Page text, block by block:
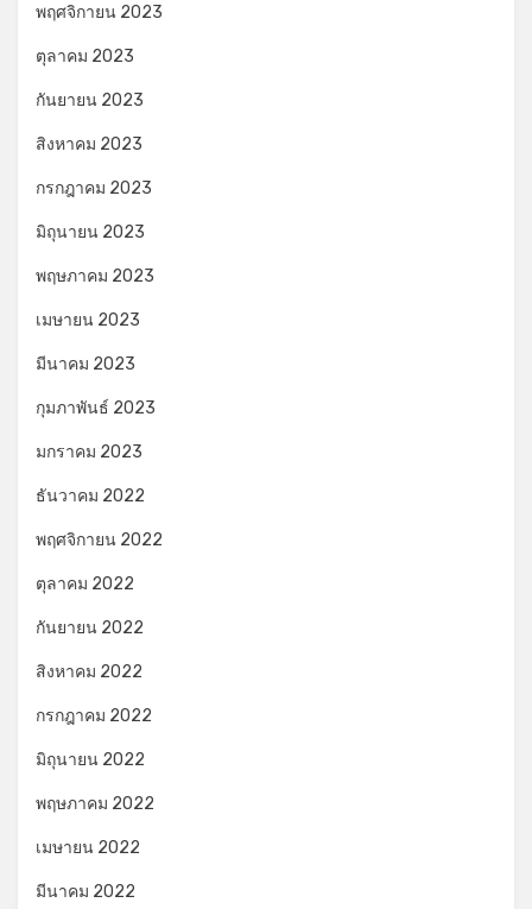
พฤศจิกายน 2023
ตุลาคม 2023
กันยายน 2023
สิงหาคม 2023
กรกฎาคม 2023
มิถุนายน 2023
พฤษภาคม 2023
เมษายน 2023
มีนาคม 2023
กุมภาพันธ์ 2023
มกราคม 2023
ธันวาคม 2022
พฤศจิกายน 2022
ตุลาคม 2022
กันยายน 2022
สิงหาคม 2022
กรกฎาคม 2022
มิถุนายน 2022
พฤษภาคม 2022
เมษายน 2022
มีนาคม 2022